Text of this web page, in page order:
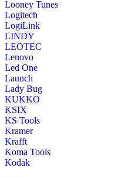
Looney Tunes
Logitech
LogiLink
LINDY
LEOTEC
Lenovo
Led One
Launch
Lady Bug
KUKKO
KSIX
KS Tools
Kramer
Krafft
Koma Tools
Kodak